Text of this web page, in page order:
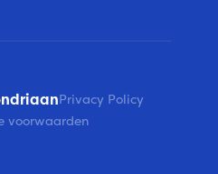
Privacy Policy
voorwaarden